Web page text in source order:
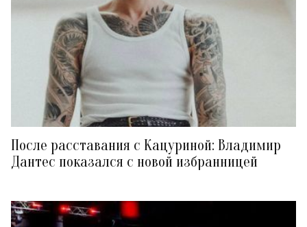
После расставания с Кацуриной: Владимир
Дантес показался с новой избранницей